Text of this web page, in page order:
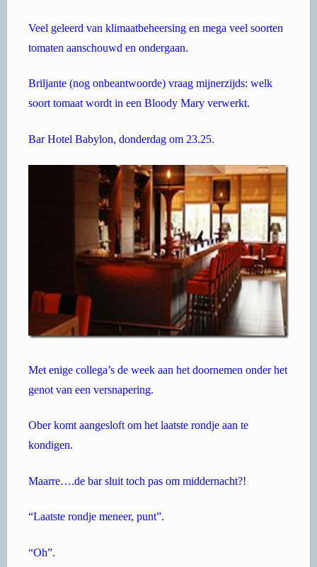
Veel geleerd van klimaatbeheersing en mega veel soorten
tomaten aanschouwd en ondergaan.
Briljante (nog onbeantwoorde) vraag mijnerzijds: welk
soort tomaat wordt in een Bloody Mary verwerkt.
Bar Hotel Babylon, donderdag om 23.25.
Met enige collega’s de week aan het doornemen onder het
genot van een versnapering.
Ober komt aangesloft om het laatste rondje aan te
kondigen.
Maarre….de bar sluit toch pas om middernacht?!
“Laatste rondje meneer, punt”.
“Oh”.